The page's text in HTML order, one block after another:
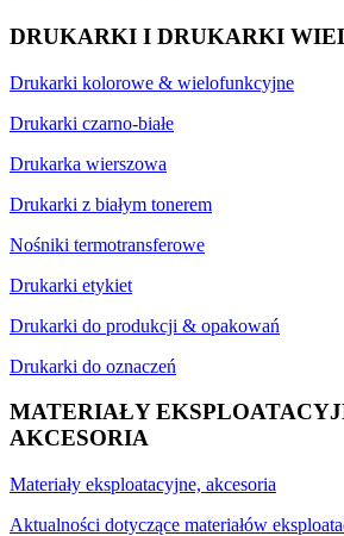
DRUKARKI I DRUKARKI
Drukarki kolorowe & wielofunkcyjne
Drukarki czarno-białe
Drukarka wierszowa
Drukarki z białym tonerem
Nośniki termotransferowe
Drukarki etykiet
Drukarki do produkcji & opakowań
Drukarki do oznaczeń
MATERIAŁY
AKCESORIA
Materiały eksploatacyjne, akcesoria
Aktualności dotyczące materiałów